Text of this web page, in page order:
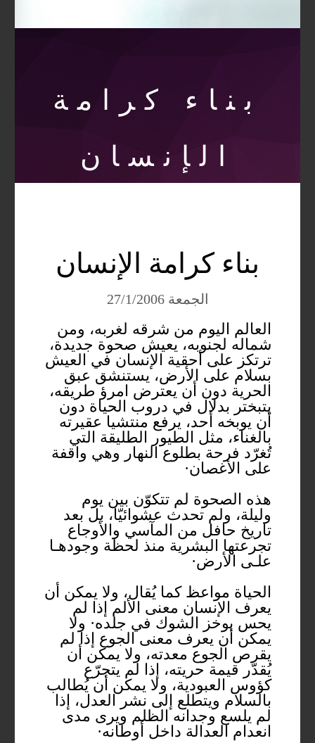
بناء كرامة
الإنسان
بناء كرامة الإنسان
الجمعة 27/1/2006
العالم اليوم من شرقه لغربه، ومن
شماله لجنوبه، يعيش صحوة جديدة،
ترتكز على أحقية الإنسان في العيش
بسلام على الأرض، يستنشق عبق
الحرية دون أن يعترض امرؤ طريقه،
يتبختر بدلال في دروب الحياة دون
أن يوبخه أحد، يرفع منتشيا عقيرته
بالغناء، مثل الطيور الطليقة التي
تُغرّد فرحة بطلوع النهار وهي واقفة
على الأغصان·
هذه الصحوة لم تتكوّن بين يوم
وليلة، ولم تحدث عشوائيّا، بل بعد
تاريخ حافل من المآسي والأوجاع
تجرعتها البشرية منذ لحظة وجودهـا
علـى الأرض·
الحياة مواعظ كما يُقال، ولا يمكن أن
يعرف الإنسان معنى الألم إذا لم
يحس بوخز الشوك في جلده· ولا
يمكن أن يعرف معنى الجوع إذا لم
يقرص الجوع معدته، ولا يمكن أن
يُقدّر قيمة حريته، إذا لم يتجرّع
كؤوس العبودية، ولا يمكن أن يُطالب
بالسلام ويتطلع إلى نشر العدل، إذا
لم يلسع وجدانه الظلم ويرى مدى
انعدام العدالة داخل أوطانه·